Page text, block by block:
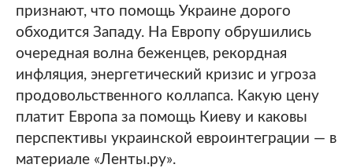
признают, что помощь Украине дорого
обходится Западу. На Европу обрушились
очередная волна беженцев, рекордная
инфляция, энергетический кризис и угроза
продовольственного коллапса. Какую цену
платит Европа за помощь Киеву и каковы
перспективы украинской евроинтеграции — в
материале «Ленты.ру».